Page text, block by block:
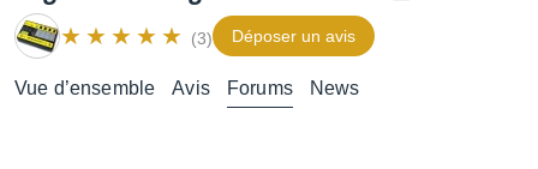
(3) Déposer un avis
Vue d’ensemble Avis Forums News